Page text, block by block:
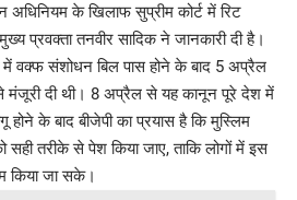
के खिलाफ सुप्रीम कोर्ट में रिट
प्रवक्ता तनवीर सादिक ने जानकारी दी है।
वक्फ संशोधन बिल पास होने के बाद 5 अप्रैल
इसे मंजूरी दी थी। 8 अप्रैल से यह कानून पूरे देश में
होने के बाद बीजेपी का प्रयास है कि मुस्लिम
तरीके से पेश किया जाए, ताकि लोगों में इस
किया जा सके।